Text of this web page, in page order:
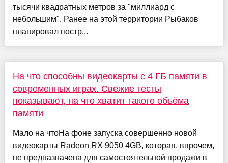
тысячи квадратных метров за "миллиард с
небольшим". Ранее на этой территории Рыбаков
планировал постр...
На что способны видеокарты с 4 ГБ памяти в
современных играх. Свежие тесты
показывают, на что хватит такого объёма
памяти
Мало на чтоНа фоне запуска совершенно новой
видеокарты Radeon RX 9050 4GB, которая, впрочем,
не предназначена для самостоятельной продажи в